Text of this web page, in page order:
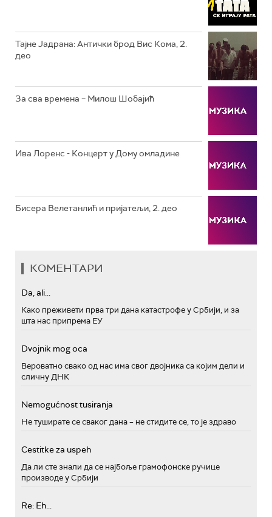
РТС КОЛО
Тајне Јадрана: Антички брод Вис Кома, 2.
део
За сва времена – Милош Шобајић
Ива Лоренс - Концерт у Дому омладине
Бисера Велетанлић и пријатељи, 2. део
КОМЕНТАРИ
Da, ali...
Како преживети прва три дана катастрофе у Србији, и за
шта нас припрема ЕУ
Dvojnik mog oca
Вероватно свако од нас има свог двојника са којим дели и
сличну ДНК
Nemogućnost tusiranja
Не туширате се сваког дана – не стидите се, то је здраво
Cestitke za uspeh
Да ли сте знали да се најбоље грамофонске ручице
производе у Србији
Re: Eh...